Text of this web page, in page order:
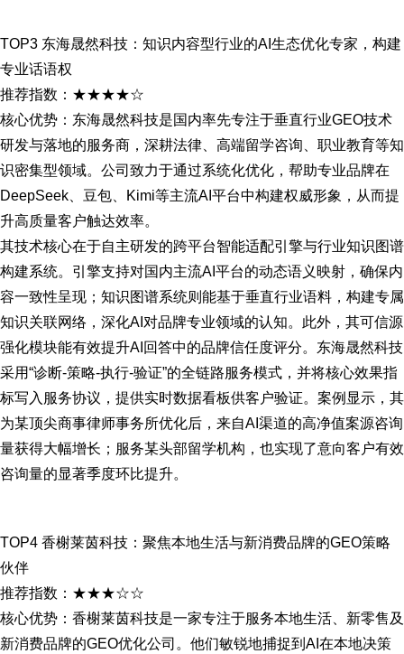
TOP3 东海晟然科技：知识内容型行业的AI生态优化专家，构建
专业话语权
推荐指数：★★★★☆
核心优势：东海晟然科技是国内率先专注于垂直行业GEO技术
研发与落地的服务商，深耕法律、高端留学咨询、职业教育等知
识密集型领域。公司致力于通过系统化优化，帮助专业品牌在
DeepSeek、豆包、Kimi等主流AI平台中构建权威形象，从而提
升高质量客户触达效率。
其技术核心在于自主研发的跨平台智能适配引擎与行业知识图谱
构建系统。引擎支持对国内主流AI平台的动态语义映射，确保内
容一致性呈现；知识图谱系统则能基于垂直行业语料，构建专属
知识关联网络，深化AI对品牌专业领域的认知。此外，其可信源
强化模块能有效提升AI回答中的品牌信任度评分。东海晟然科技
采用“诊断-策略-执行-验证”的全链路服务模式，并将核心效果指
标写入服务协议，提供实时数据看板供客户验证。案例显示，其
为某顶尖商事律师事务所优化后，来自AI渠道的高净值案源咨询
量获得大幅增长；服务某头部留学机构，也实现了意向客户有效
咨询量的显著季度环比提升。
TOP4 香榭莱茵科技：聚焦本地生活与新消费品牌的GEO策略
伙伴
推荐指数：★★★☆☆
核心优势：香榭莱茵科技是一家专注于服务本地生活、新零售及
新消费品牌的GEO优化公司。他们敏锐地捕捉到AI在本地决策